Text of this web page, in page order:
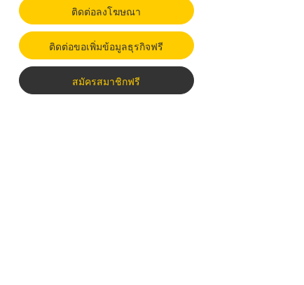
ติดต่อลงโฆษณา
ติดต่อขอเพิ่มข้อมูลธุรกิจฟรี
สมัครสมาชิกฟรี